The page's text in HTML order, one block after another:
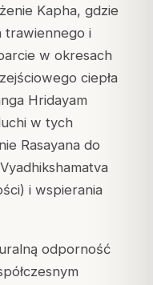
Kapha, gdzie
trawiennego i
w okresach
ciepła
Hridayam
w tych
Rasayana do
i wspierania
odporność